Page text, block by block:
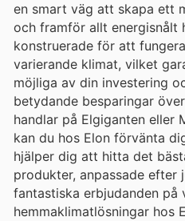
en smart väg att skapa ett
och framför allt energisnålt
konstruerade för att
varierande klimat, vilket
möjliga av din investering
betydande besparingar
handlar på Elgiganten eller
kan du hos Elon förvänta
hjälper dig att hitta det
produkter, anpassade efter
fantastiska erbjudanden på
hemmaklimatlösningar hos